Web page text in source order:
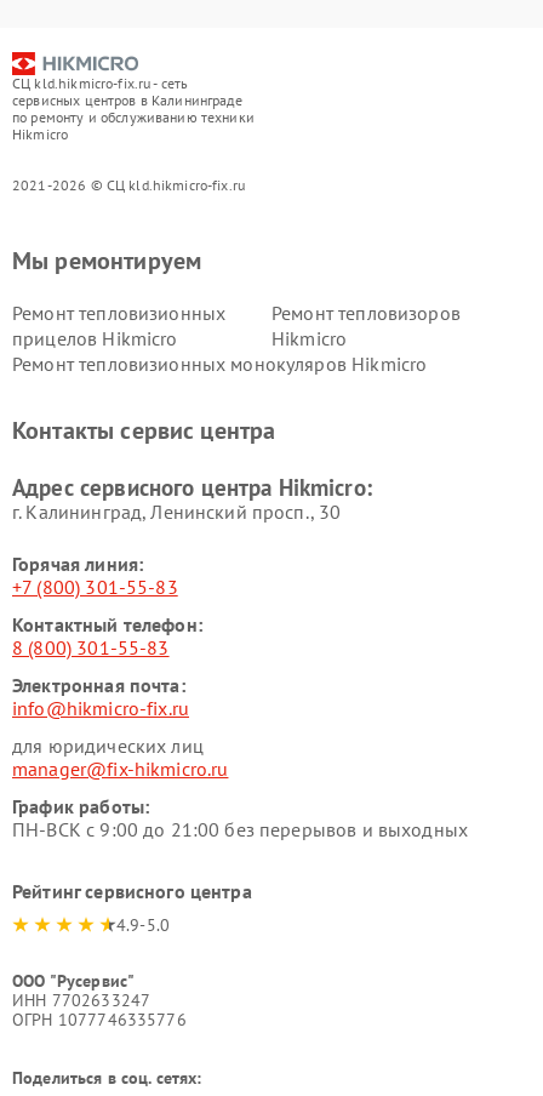
СЦ kld.hikmicro-fix.ru - сеть
сервисных центров в Калининграде
по ремонту и обслуживанию техники
Hikmicro
2021-2026 © СЦ kld.hikmicro-fix.ru
Мы ремонтируем
Ремонт тепловизионных
прицелов Hikmicro
Ремонт тепловизоров
Hikmicro
Ремонт тепловизионных монокуляров Hikmicro
Контакты сервис центра
Адрес сервисного центра Hikmicro:
г. Калининград, Ленинский просп., 30
Горячая линия:
+7 (800) 301-55-83
Контактный телефон:
8 (800) 301-55-83
Электронная почта:
info@hikmicro-fix.ru
для юридических лиц
manager@fix-hikmicro.ru
График работы:
ПН-ВСК с 9:00 до 21:00 без перерывов и выходных
Рейтинг сервисного центра
4.9-5.0
ООО "Русервис"
ИНН 7702633247
ОГРН 1077746335776
Поделиться в соц. сетях: